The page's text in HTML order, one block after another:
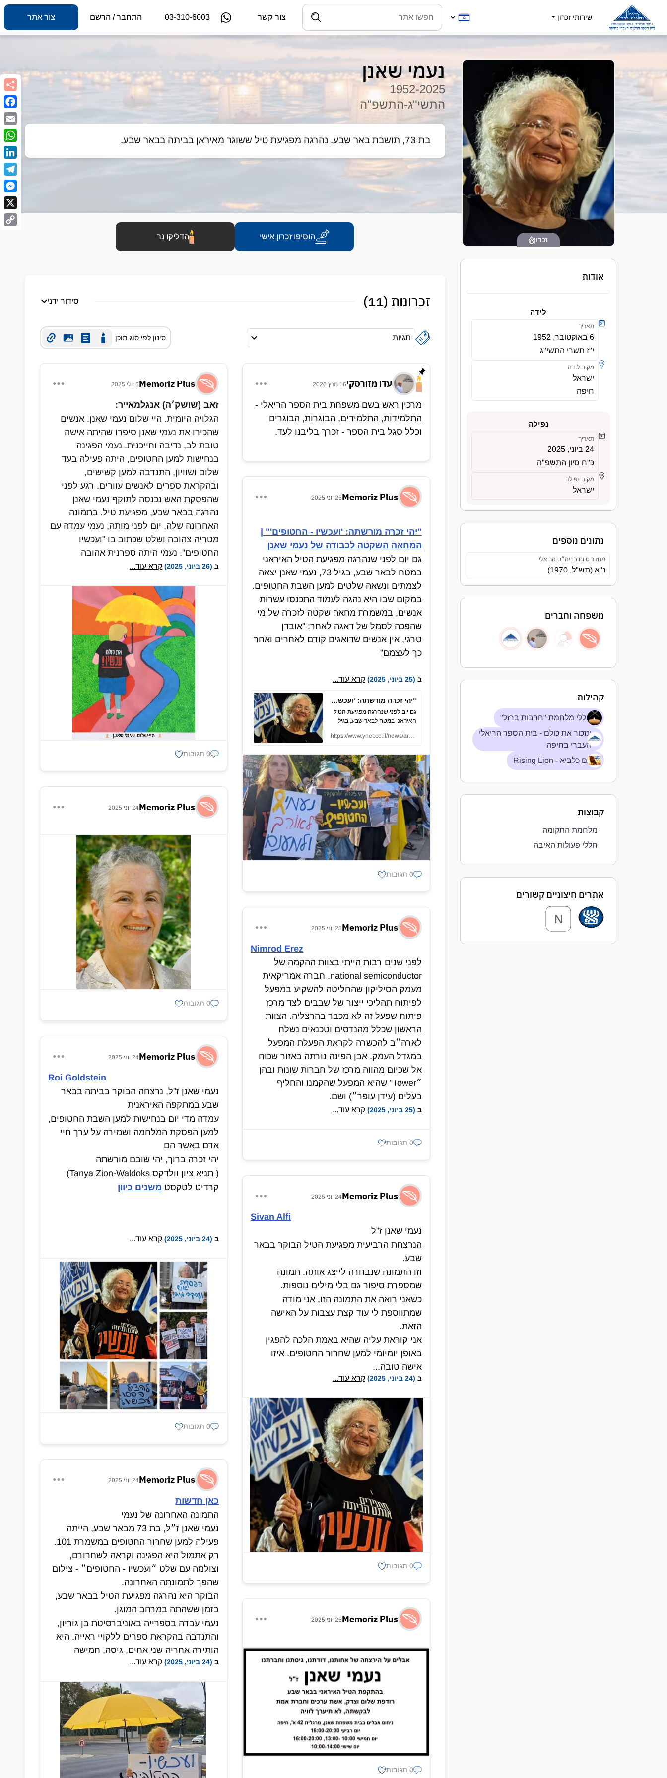
שירותי זכרון צור קשר 03-310-6003 התחבר / הרשם צור אתר
זכרון
אודות
לידה
תאריך
6 באוקטובר, 1952
י"ז תשרי התשי"ג
מקום לידה
ישראל
חיפה
נפילה
תאריך
24 ביוני, 2025
כ"ח סיון התשפ"ה
מקום נפילה
ישראל
נתונים נוספים
מחזור סיום בביה״ס הריאלי
נ"א (תש"ל, 1970)
משפחה וחברים
קהילות
חללי מלחמת "חרבות ברזל"
ונזכור את כולם - בית הספר הריאלי
העברי בחיפה
עם כלביא - Rising Lion
קבוצות
מלחמת התקומה
חללי פעולות האיבה
אתרים חיצוניים קשורים
N
נעמי שאנן
1952-2025
התשי"ג-התשפ"ה
בת 73, תושבת באר שבע. נהרגה מפגיעת טיל ששוגר מאיראן בביתה בבאר שבע.
הוסיפו זכרון אישי הדליקו נר
זכרונות (11) סידור ידני
תגיות סינון לפי סוג תוכן
עדו מזורסקי16 מרץ 2026
מרכין ראש בשם משפחת בית הספר הריאלי -
התלמידות, התלמידים, הבוגרות, הבוגרים
וכלל סגל בית הספר - זכרך בליבנו לעד.
Memoriz Plus6 יולי 2025
זאב (שושק׳ה) אנגלמאייר:
הגלויה היומית. היי שלום נעמי שאנן. אנשים
שהכירו את נעמי שאנן סיפרו שהיתה אישה
טובת לב, נדיבה וחייכנית. נעמי הפגינה
בנחישות למען החטופים, היתה פעילה בעד
שלום ושוויון, התנדבה למען קשישים,
ובהקראת ספרים לאנשים עוורים. רגע לפני
שהפסקת האש נכנסה לתוקף נעמי שאנן
נהרגה בבאר שבע, מפגיעת טיל. בתמונה
האחרונה שלה, יום לפני מותה, נעמי עמדה עם
מטריה צהובה ושלט שכתוב בו "ועכשיו
החטופים". נעמי היתה ספרנית אהובה
בספרייה של אוניברסיטת בן גוריון, לכן ציירתי
הן נגד פיראטים עם חרבות עץ, ואין מקלטים
וממ"דים, רק מחילות של ארנבים וגינות
פרחים עם אנשי פח ודחלילים. היי שלום נעמי
ב (26 ביוני, 2025) קרא עוד...
0 תגובות
Memoriz Plus25 יוני 2025
"יהי זכרה מורשתה: 'ועכשיו - החטופים'" |
המחאה השקטה לכבודה של נעמי שאנן
גם יום לפני שנהרגה מפגיעת הטיל האיראני
במטח לבאר שבע, בגיל 73, נעמי שאנן יצאה
לצמתים ונשאה שלטים למען השבת החטופים.
במקום שבו היא נהגה לעמוד התכנסו עשרות
אנשים, במשמרת מחאה שקטה לזכרה של מי
שהפכה לסמל של דאגה לאחר: "אובדן
טרגי, אין אנשים שדואגים קודם לאחרים ואחר
כך לעצמם"
ב (25 ביוני, 2025) קרא עוד...
"יהי זכרה מורשתה: 'ועכשיו - החטופים'" | המחאה השקטה לכבודה של נעמי שאנן
גם יום לפני שנהרגה מפגיעת הטיל
האיראני במטח לבאר שבע, בגיל
ונשאה שלטים למען השבת
לעמוד התכנסו עשרות אנשים,
במשמרת מחאה שקטה לזכרה של
מי שהפכה לסמל של דאגה לאחר:
"אובדן טרגי, אין אנשים שדואגים
קודם לאחרים ואחר כך לעצמם"
https://www.ynet.co.il/news/article/hypodktnle#autoplay
0 תגובות
Memoriz Plus24 יוני 2025
0 תגובות
Memoriz Plus25 יוני 2025
Nimrod Erez
לפני שנים רבות הייתי בצוות ההקמה של
national semiconductor. חברה אמריקאית
מעמק הסיליקון שהחליטה להשקיע במפעל
לפיתוח תהליכי ייצור של שבבים לצד מרכז
פיתוח שפעל זה לא מכבר בהרצליה. הצוות
הראשון שכלל מהנדסים וטכנאים נשלח
לארה״ב להכשרה לקראת הפעלת המפעל
במגדל העמק. אבן הפינה נורתה באזור שכוח
אל שכיום מהווה מרכז של חברות שונות ובהן
״Tower” שהיא המפעל שהקמנו והחליף
בעלים (עידן עופר״) ושם.
בצוות ההקמה היתה בחורה צעירה בשם
הצוותים הראשונים.
בצוואתה ביקשה לא להיקבר.
ב (25 ביוני, 2025) קרא עוד...
0 תגובות
Memoriz Plus24 יוני 2025
Roi Goldstein
‏נעמי שאנן ז"ל, נרצחה הבוקר בביתה בבאר
שבע במתקפה האיראנית
עמדה מדי יום בנחישות למען השבת החטופים,
למען הפסקת המלחמה ושמירה על ערך חיי
אדם באשר הם
יהי זכרה ברוך, יהי שובם מורשתה
( תניא ציון וולדקס Tanya Zion-Waldoks)
קרדיט לטקסט משנים כיוון
ב (24 ביוני, 2025) קרא עוד...
0 תגובות
Memoriz Plus24 יוני 2025
Sivan Alfi
נעמי שאנן ז"ל
הנרצחת הרביעית מפגיעת הטיל הבוקר בבאר
שבע.
וזו התמונה שנבחרה לייצג אותה. תמונה
שמספרת סיפור גם בלי מילים נוספות.
כשאני רואה את התמונה הזו, אני מודה
שמתווספת לי עוד קצת עצבות על האישה
הזאת.
אני קוראת עליה שהיא באמת הלכה להפגין
באופן יומיומי למען שחרור החטופים. איזו
אישה טובה...
ואז אני חושבת על זה שלא כולם יראו את
שיראו את התמונה ויחשבו שהגיע לה לההרג
(וגם קוראת תגובות כאלה...)
ומתווספת לי עוד קצת עצבות
ב (24 ביוני, 2025) קרא עוד...
0 תגובות
Memoriz Plus24 יוני 2025
כאן חדשות
התמונה האחרונה של נעמי
נעמי שאנן ז״ל, בת 73 מבאר שבע, הייתה
פעילה למען שחרור החטופים במשמרת 101.
רק אתמול היא הפגינה וקראה לשחרורם,
וצולמה עם שלט ״ועכשיו - החטופים״ - צילום
שהפך לתמונתה האחרונה.
הבוקר היא נהרגה מפגיעת הטיל בבאר שבע,
בזמן ששהתה במרחב המוגן.
נעמי עבדה בספרייה באוניברסיטת בן גוריון,
והתנדבה בהקראת ספרים ללקויי ראייה. היא
הותירה אחריה שני אחים, גיסה, חמישה
אחיינים וחברים רבים. יהי זכרה ברוך
ב (24 ביוני, 2025) קרא עוד...
Memoriz Plus25 יוני 2025
0 תגובות
X